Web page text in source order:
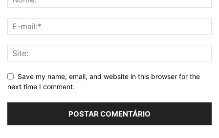
Save my name, email, and website in this browser for the
next time I comment.